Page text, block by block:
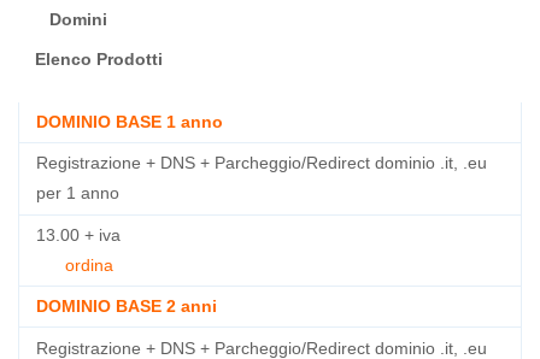
Domini
Elenco Prodotti
DOMINIO BASE 1 anno
Registrazione + DNS + Parcheggio/Redirect dominio .it, .eu
per 1 anno
13.00 + iva
ordina
DOMINIO BASE 2 anni
Registrazione + DNS + Parcheggio/Redirect dominio .it, .eu